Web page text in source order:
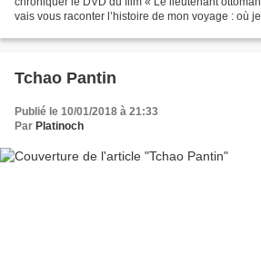
vais vous raconter l’histoire de mon voyage : où
Tchao Pantin
Publié le 10/01/2018 à 21:33
Par Platinoch